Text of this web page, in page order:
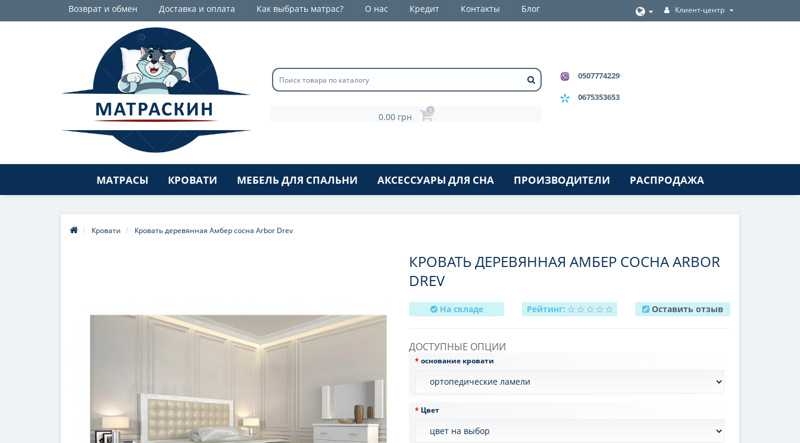
Возврат и обмен Доставка и оплата Как выбрать матрас? О нас Кредит Контакты Блог Клиент-центр
0.00 грн
0
0507774229
0675353653
МАТРАСЫ КРОВАТИ МЕБЕЛЬ ДЛЯ СПАЛЬНИ АКСЕССУАРЫ ДЛЯ СНА ПРОИЗВОДИТЕЛИ РАСПРОДАЖА
Кровати Кровать деревянная Амбер сосна Arbor Drev
КРОВАТЬ ДЕРЕВЯННАЯ АМБЕР СОСНА ARBOR
DREV
На складе Рейтинг: Оставить отзыв
ДОСТУПНЫЕ ОПЦИИ
основание кровати
Цвет